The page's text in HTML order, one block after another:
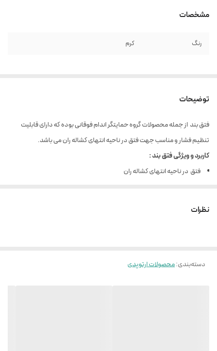
مشخصات
رنگ کرم
توضیحات
فتق بند از جمله محصولات گروه حمایتگر اندام فوقانی بوده که دارای قابلیت
تنظیم فشار و مناسب جهت فتق در ناحیه انتهای کشاله ران می باشد.
کاربرد و ویژگی فتق بند :
فتق در ناحیه انتهای کشاله ران
نظرات
دسته‌بندی:محصولات ارتوپدی